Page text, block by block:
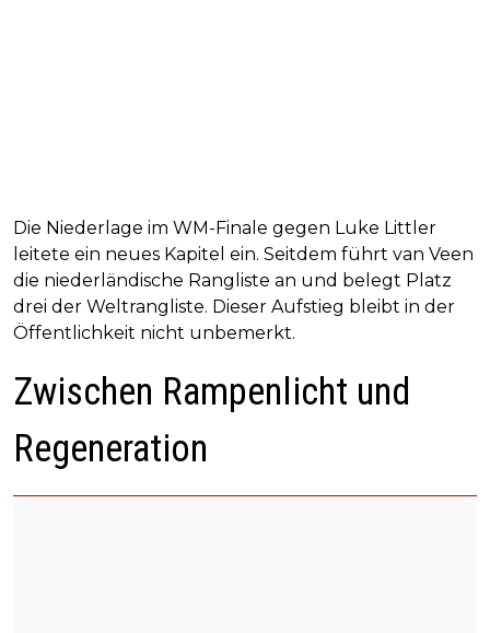
Die Niederlage im WM-Finale gegen Luke Littler
leitete ein neues Kapitel ein. Seitdem führt van Veen
die niederländische Rangliste an und belegt Platz
drei der Weltrangliste. Dieser Aufstieg bleibt in der
Öffentlichkeit nicht unbemerkt.
Zwischen Rampenlicht und
Regeneration